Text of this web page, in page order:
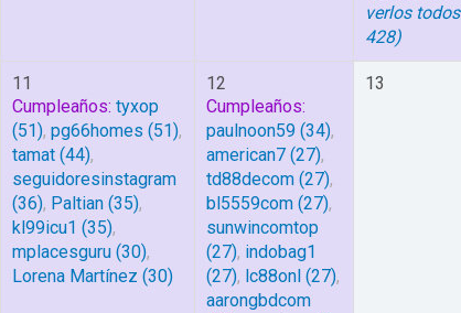
verlos todos
428)
11
Cumpleaños: tyxop
(51), pg66homes (51),
tamat (44),
seguidoresinstagram
(36), Paltian (35),
kl99icu1 (35),
mplacesguru (30),
Lorena Martínez (30)
12
Cumpleaños:
paulnoon59 (34),
american7 (27),
td88decom (27),
bl5559com (27),
sunwincomtop
(27), indobag1
(27), lc88onl (27),
aarongbdcom
13